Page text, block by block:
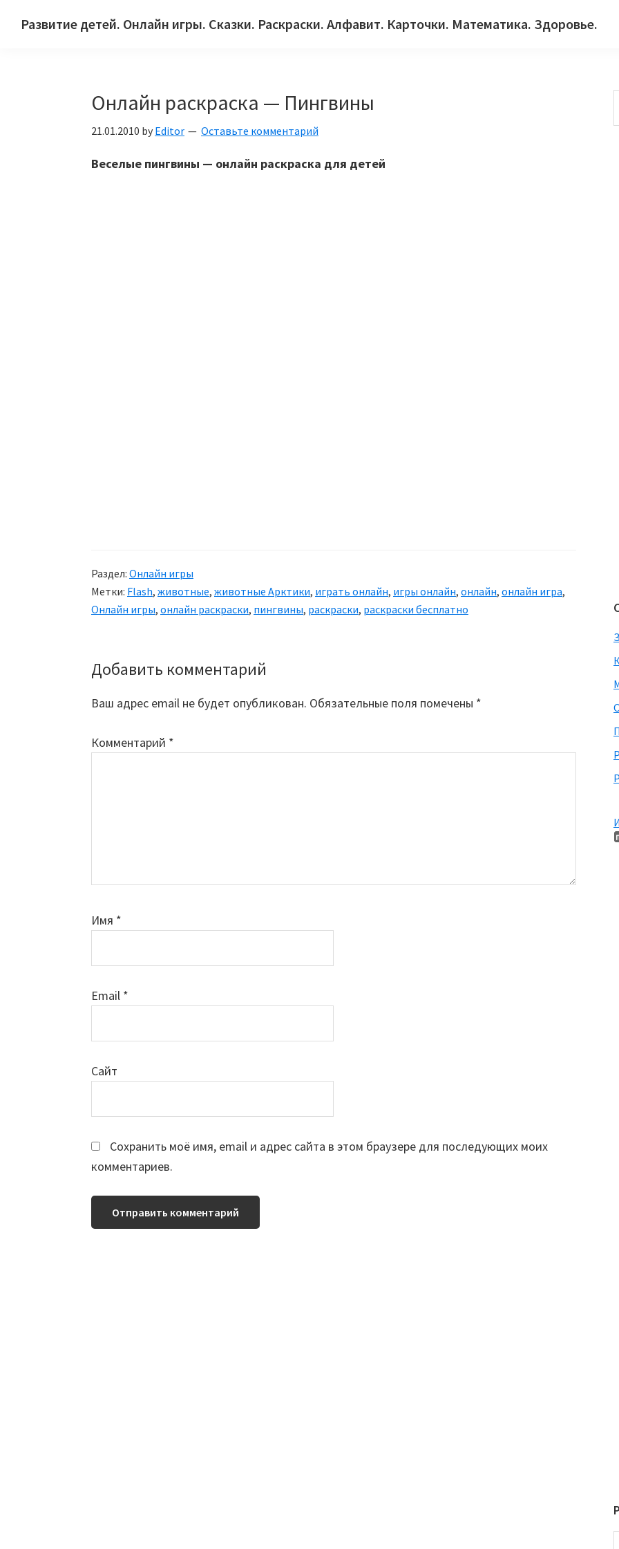
Развитие детей. Онлайн игры. Сказки. Раскраски. Алфавит. Карточки. Математика. Здоровье.
Онлайн раскраска — Пингвины
21.01.2010 by Editor Оставьте комментарий
Веселые пингвины — онлайн раскраска для детей
Раздел: Онлайн игры
Метки: Flash, животные, животные Арктики, играть онлайн, игры онлайн, онлайн, онлайн игра,
Онлайн игры, онлайн раскраски, пингвины, раскраски, раскраски бесплатно
Reader
Interactions
Добавить комментарий
Ваш адрес email не будет опубликован. Обязательные поля помечены *
Комментарий *
Имя *
Email *
Сайт
Сохранить моё имя, email и адрес сайта в этом браузере для последующих моих
комментариев.